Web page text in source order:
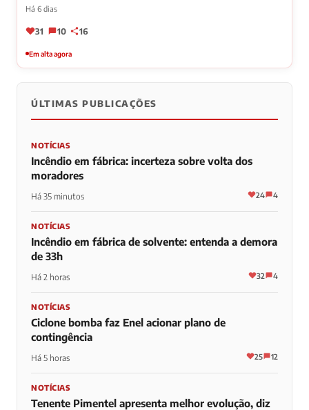
Há 6 dias
31 10 16
Em alta agora
ÚLTIMAS PUBLICAÇÕES
NOTÍCIAS
Incêndio em fábrica: incerteza sobre volta dos
moradores
Há 35 minutos 24 4
NOTÍCIAS
Incêndio em fábrica de solvente: entenda a demora
de 33h
Há 2 horas 32 4
NOTÍCIAS
Ciclone bomba faz Enel acionar plano de
contingência
Há 5 horas 25 12
NOTÍCIAS
Tenente Pimentel apresenta melhor evolução, diz